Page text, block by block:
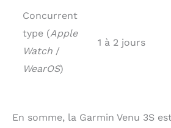
Concurrent
type (Apple
Watch /
WearOS)
1 à 2 jours
En somme, la Garmin Venu 3S